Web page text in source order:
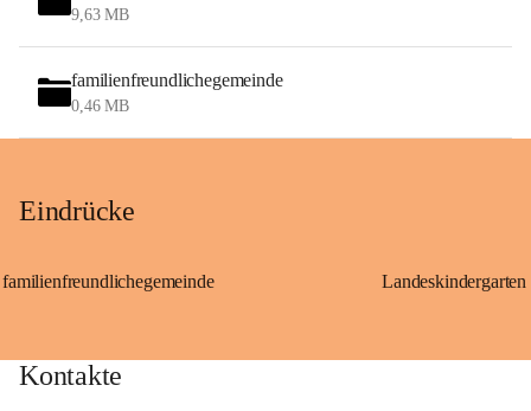
9,63 MB
familienfreundlichegemeinde
0,46 MB
Eindrücke
familienfreundlichegemeinde
Kontakte